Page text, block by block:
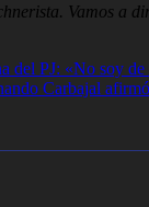
Vamos a
del PJ: «No soy
Carbajal